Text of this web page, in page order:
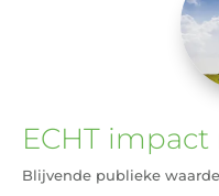
ECHT
Blijvende publieke